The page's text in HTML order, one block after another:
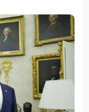
градуса —
связанный